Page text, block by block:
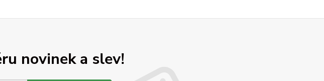
novinek a slev!